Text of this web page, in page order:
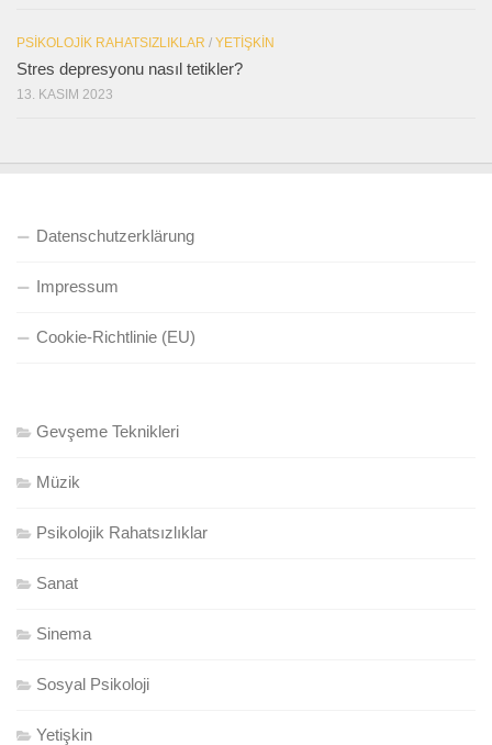
PSIKOLOJIK RAHATSIZLIKLAR / YETIŞKIN
Stres depresyonu nasıl tetikler?
13. KASIM 2023
Datenschutzerklärung
Impressum
Cookie-Richtlinie (EU)
Gevşeme Teknikleri
Müzik
Psikolojik Rahatsızlıklar
Sanat
Sinema
Sosyal Psikoloji
Yetişkin